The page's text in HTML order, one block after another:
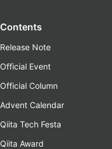
Contents
Release Note
Official Event
Official Column
Advent Calendar
Qiita Tech Festa
Qiita Award